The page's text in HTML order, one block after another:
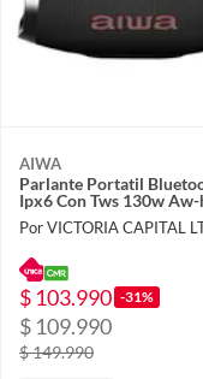
AIWA
Parlante Portatil
Ipx6 Con Tws 130w
Por VICTORIA CAPITAL
$ 103.990 -31%
$ 109.990
$ 149.990